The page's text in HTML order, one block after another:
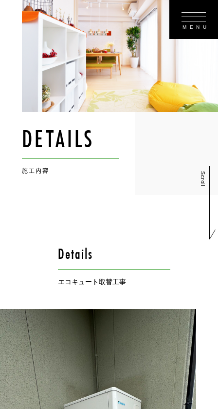
DETAILS
施工内容
Scroll
Details
エコキュート取替工事